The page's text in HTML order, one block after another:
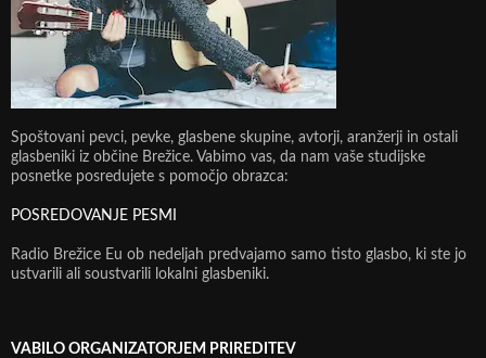
Spoštovani pevci, pevke, glasbene skupine, avtorji, aranžerji in ostali
glasbeniki iz občine Brežice. Vabimo vas, da nam vaše studijske
posnetke posredujete s pomočjo obrazca:
POSREDOVANJE PESMI
Radio Brežice Eu ob nedeljah predvajamo samo tisto glasbo, ki ste jo
ustvarili ali soustvarili lokalni glasbeniki.
VABILO ORGANIZATORJEM PRIREDITEV